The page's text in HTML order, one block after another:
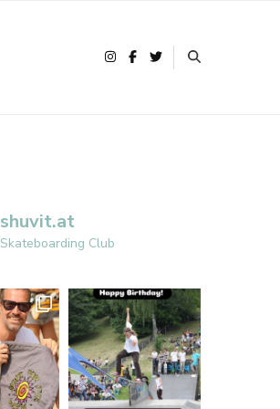
shuvit.at
Skateboarding Club